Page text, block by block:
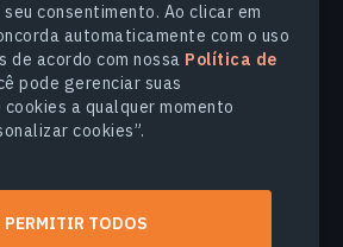
consentimento. Ao clicar em
automaticamente com o uso
de acordo com nossa Política de
pode gerenciar suas
a qualquer momento
cookies”.
PERMITIR TODOS